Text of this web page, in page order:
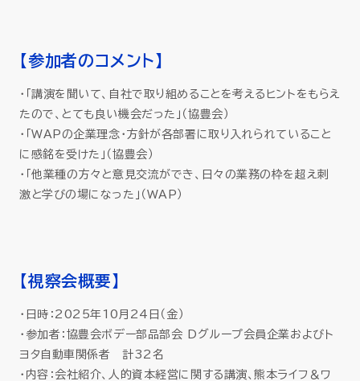
【参加者のコメント】
・「講演を聞いて、自社で取り組めることを考えるヒントをもらえ
たので、とても良い機会だった」（協豊会）
・「WAPの企業理念・方針が各部署に取り入れられていること
に感銘を受けた」（協豊会）
・「他業種の方々と意見交流ができ、日々の業務の枠を超え刺
激と学びの場になった」（WAP）
【視察会概要】
・日時：2025年10月24日（金）
・参加者：協豊会ボデー部品部会 Dグループ会員企業およびト
ヨタ自動車関係者 計32名
・内容：会社紹介、人的資本経営に関する講演、熊本ライフ＆ワ